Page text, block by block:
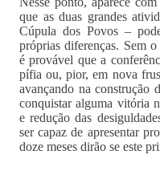
que as duas grandes
Cúpula dos Povos –
próprias diferenças. Sem
é provável que a
pífia ou, pior, em nova
avançando na construção
conquistar alguma vitória
e redução das
ser capaz de apresentar
doze meses dirão se este